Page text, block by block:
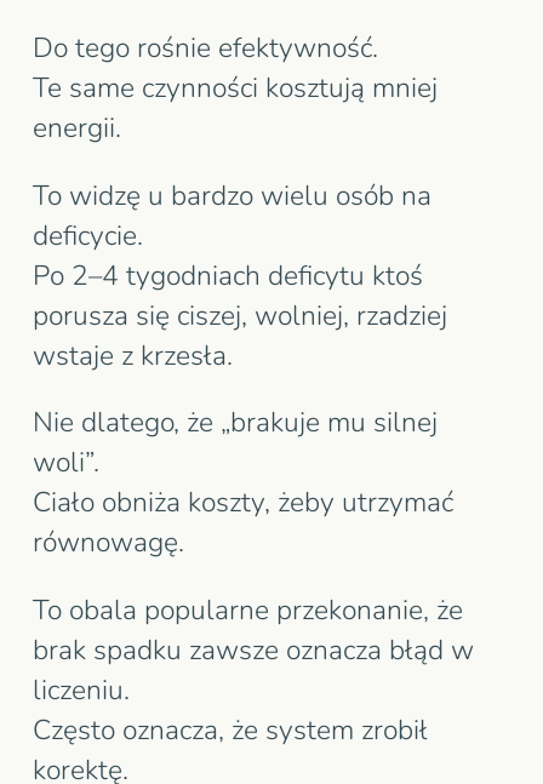
Do tego rośnie efektywność.
Te same czynności kosztują mniej
energii.
To widzę u bardzo wielu osób na
deficycie.
Po 2–4 tygodniach deficytu ktoś
porusza się ciszej, wolniej, rzadziej
wstaje z krzesła.
Nie dlatego, że „brakuje mu silnej
woli”.
Ciało obniża koszty, żeby utrzymać
równowagę.
To obala popularne przekonanie, że
brak spadku zawsze oznacza błąd w
liczeniu.
Często oznacza, że system zrobił
korektę.